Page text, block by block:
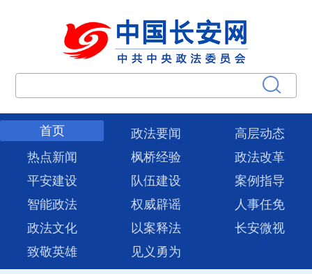
首页 政法要闻
高层动态
热点新闻
枫桥经验
政法改革
平安建设
队伍建设
案例指导
智能政法
权威辟谣
人事任免
政法文化
以案释法
长安微视
致敬英雄
见义勇为